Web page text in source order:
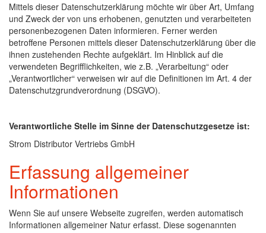
Mittels dieser Datenschutzerklärung möchte wir über Art, Umfang
und Zweck der von uns erhobenen, genutzten und verarbeiteten
personenbezogenen Daten informieren. Ferner werden
betroffene Personen mittels dieser Datenschutzerklärung über die
ihnen zustehenden Rechte aufgeklärt. Im Hinblick auf die
verwendeten Begrifflichkeiten, wie z.B. „Verarbeitung“ oder
„Verantwortlicher“ verweisen wir auf die Definitionen im Art. 4 der
Datenschutzgrundverordnung (DSGVO).
Verantwortliche Stelle im Sinne der Datenschutzgesetze ist:
Strom Distributor Vertriebs GmbH
Erfassung allgemeiner
Informationen
Wenn Sie auf unsere Webseite zugreifen, werden automatisch
Informationen allgemeiner Natur erfasst. Diese sogenannten